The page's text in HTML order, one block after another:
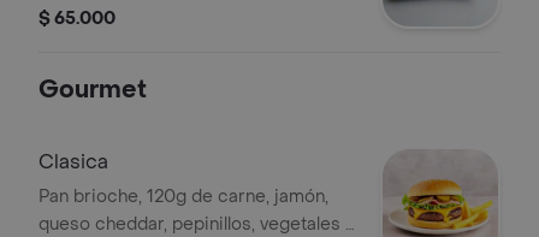
de codorniz y vegetales, (para 4
$ 65.000
Gourmet
Clasica
Pan brioche, 120g de carne, jamón,
queso cheddar, pepinillos, vegetales y